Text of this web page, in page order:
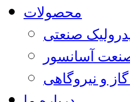
محصولات
صنعتی
آسانسور
و نیروگاهی